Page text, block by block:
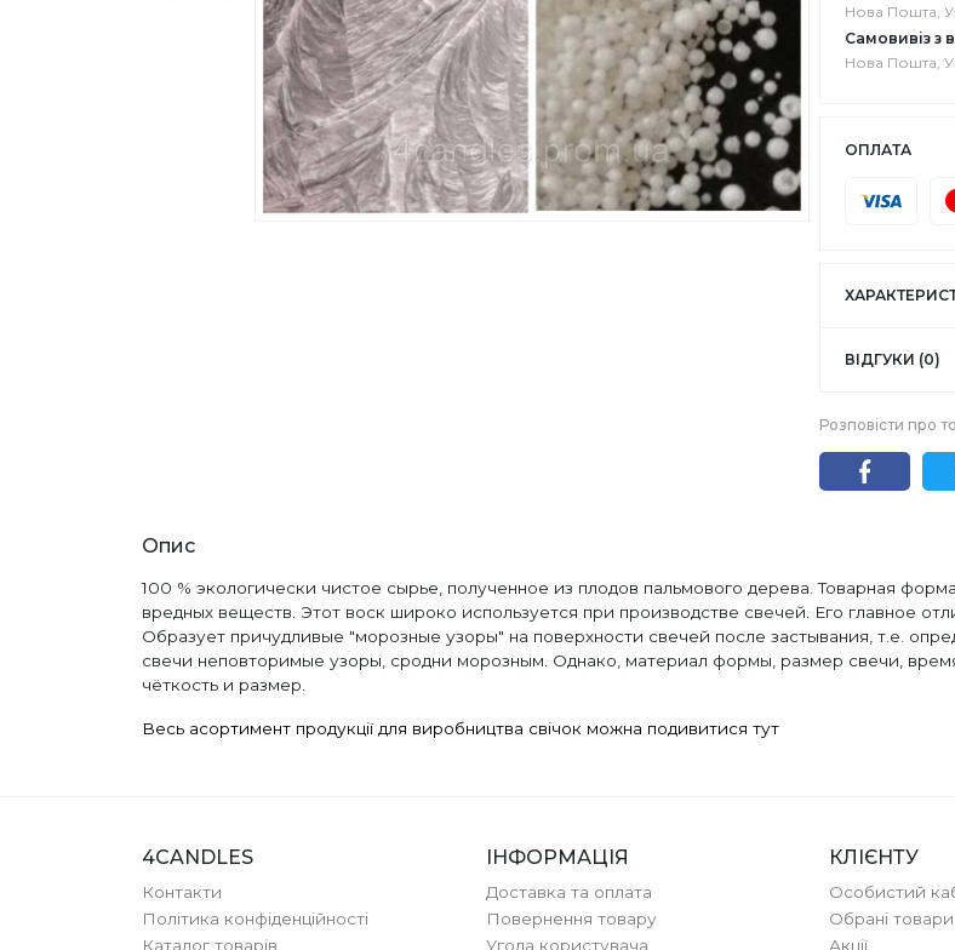
Нова Пошта,
Самовивіз з
Нова Пошта,
ОПЛАТА
ВІДГУКИ (0)
Розповісти про
Опис
100 % экологически чистое сырье, полученное из плодов пальмового дерева. Товарная
вредных веществ. Этот воск широко используется при производстве свечей. Его главное
Образует причудливые "морозные узоры" на поверхности свечей после застывания, т.е.
свечи неповторимые узоры, сродни морозным. Однако, материал формы, размер свечи,
чёткость и размер.
Весь асортимент продукції для виробництва свічок можна подивитися тут
4CANDLES
Контакти
Політика конфіденційності
Каталог товарів
ІНФОРМАЦІЯ
Доставка та оплата
Повернення товару
Угода користувача
КЛІЄНТУ
Особистий
Обрані товари
Акції